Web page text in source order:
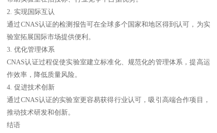
2. 实现国际互认
通过CNAS认证的检测报告可在全球多个国家和地区得到认可，为实
验室拓展国际市场提供便利。
3. 优化管理体系
CNAS认证过程促使实验室建立标准化、规范化的管理体系，提高运
作效率，降低质量风险。
4. 促进技术创新
通过CNAS认证的实验室更容易获得行业认可，吸引高端合作项目，
推动技术研发和创新。
结语